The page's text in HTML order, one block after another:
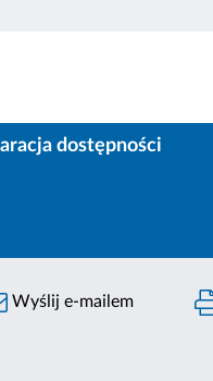
dostępności
Wyślij e-mailem